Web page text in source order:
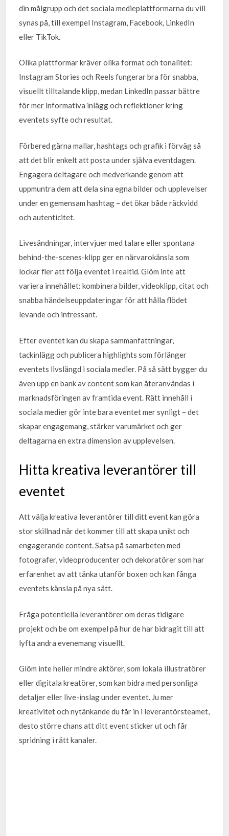
din målgrupp och det sociala medieplattformarna du vill
synas på, till exempel Instagram, Facebook, LinkedIn
eller TikTok.
Olika plattformar kräver olika format och tonalitet:
Instagram Stories och Reels fungerar bra för snabba,
visuellt tilltalande klipp, medan LinkedIn passar bättre
för mer informativa inlägg och reflektioner kring
eventets syfte och resultat.
Förbered gärna mallar, hashtags och grafik i förväg så
att det blir enkelt att posta under själva eventdagen.
Engagera deltagare och medverkande genom att
uppmuntra dem att dela sina egna bilder och upplevelser
under en gemensam hashtag – det ökar både räckvidd
och autenticitet.
Livesändningar, intervjuer med talare eller spontana
behind-the-scenes-klipp ger en närvarokänsla som
lockar fler att följa eventet i realtid. Glöm inte att
variera innehållet: kombinera bilder, videoklipp, citat och
snabba händelseuppdateringar för att hålla flödet
levande och intressant.
Efter eventet kan du skapa sammanfattningar,
tackinlägg och publicera highlights som förlänger
eventets livslängd i sociala medier. På så sätt bygger du
även upp en bank av content som kan återanvändas i
marknadsföringen av framtida event. Rätt innehåll i
sociala medier gör inte bara eventet mer synligt – det
skapar engagemang, stärker varumärket och ger
deltagarna en extra dimension av upplevelsen.
Hitta kreativa leverantörer till
eventet
Att välja kreativa leverantörer till ditt event kan göra
stor skillnad när det kommer till att skapa unikt och
engagerande content. Satsa på samarbeten med
fotografer, videoproducenter och dekoratörer som har
erfarenhet av att tänka utanför boxen och kan fånga
eventets känsla på nya sätt.
Fråga potentiella leverantörer om deras tidigare
projekt och be om exempel på hur de har bidragit till att
lyfta andra evenemang visuellt.
Glöm inte heller mindre aktörer, som lokala illustratörer
eller digitala kreatörer, som kan bidra med personliga
detaljer eller live-inslag under eventet. Ju mer
kreativitet och nytänkande du får in i leverantörsteamet,
desto större chans att ditt event sticker ut och får
spridning i rätt kanaler.